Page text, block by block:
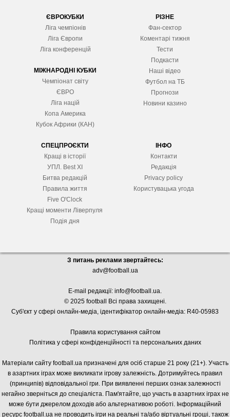
ЄВРОКУБКИ
Ліга чемпіонів
Ліга Європи
Ліга конференцій
МІЖНАРОДНІ КУБКИ
Чемпіонат світу
ЄВРО
Ліга націй
Копа Америка
Кубок Африки (КАН)
РІЗНЕ
Фан-сектор
Коментарі тижня
Тести
Подкасти
Наші відео
Футбол на ТБ
Прогнози
Новини казино
СПЕЦПРОЄКТИ
Кращі в історії
УПЛ. Best XІ
Битва редакцій
Правила життя
Five O'Clock
Кращі моменти Ліверпуля
Подія дня
ІНФО
Контакти
Редакція
Privacy policy
Користувацька угода
З питань реклами звертайтесь:
adv@football.ua
E-mail редакції: info@football.ua.
© 2025 football Всі права захищені.
Суб'єкт у сфері онлайн-медіа, ідентифікатор онлайн-медіа: R40-05983
Правила користування сайтом
Політика у сфері конфіденційності та персональних даних
Матеріали сайту football.ua призначені для осіб старше 21 року (21+). Участь
в азартних іграх може викликати ігрову залежність. Дотримуйтесь правил
(принципів) відповідальної гри. При виявленні перших ознак залежності
негайно зверніться до спеціаліста. Пам'ятайте, що участь в азартних іграх не
може бути джерелом доходів або альтернативою роботі. Інформаційний
ресурс football.ua не проводить ігри на реальні та/або віртуальні гроші, також